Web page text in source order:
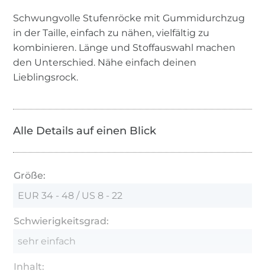
Schwungvolle Stufenröcke mit Gummidurchzug
in der Taille, einfach zu nähen, vielfältig zu
kombinieren. Länge und Stoffauswahl machen
den Unterschied. Nähe einfach deinen
Lieblingsrock.
Alle Details auf einen Blick
Größe:
EUR 34 - 48 / US 8 - 22
Schwierigkeitsgrad:
sehr einfach
Inhalt: